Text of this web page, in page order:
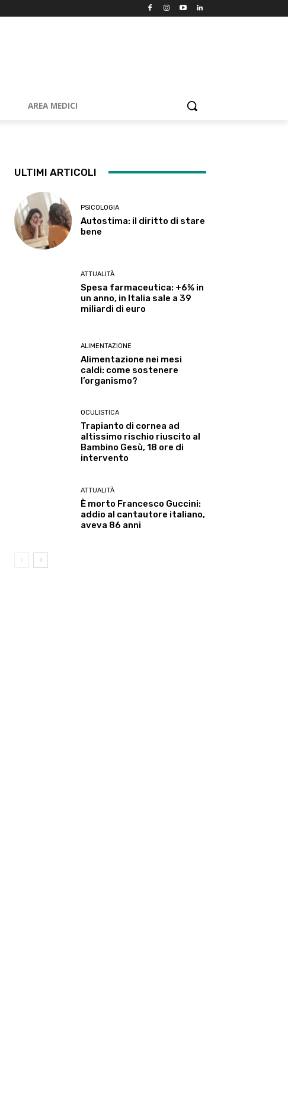
AREA MEDICI
ULTIMI ARTICOLI
PSICOLOGIA
Autostima: il diritto di stare
bene
ATTUALITÀ
Spesa farmaceutica: +6% in
un anno, in Italia sale a 39
miliardi di euro
ALIMENTAZIONE
Alimentazione nei mesi
caldi: come sostenere
l’organismo?
OCULISTICA
Trapianto di cornea ad
altissimo rischio riuscito al
Bambino Gesù, 18 ore di
intervento
ATTUALITÀ
È morto Francesco Guccini:
addio al cantautore italiano,
aveva 86 anni